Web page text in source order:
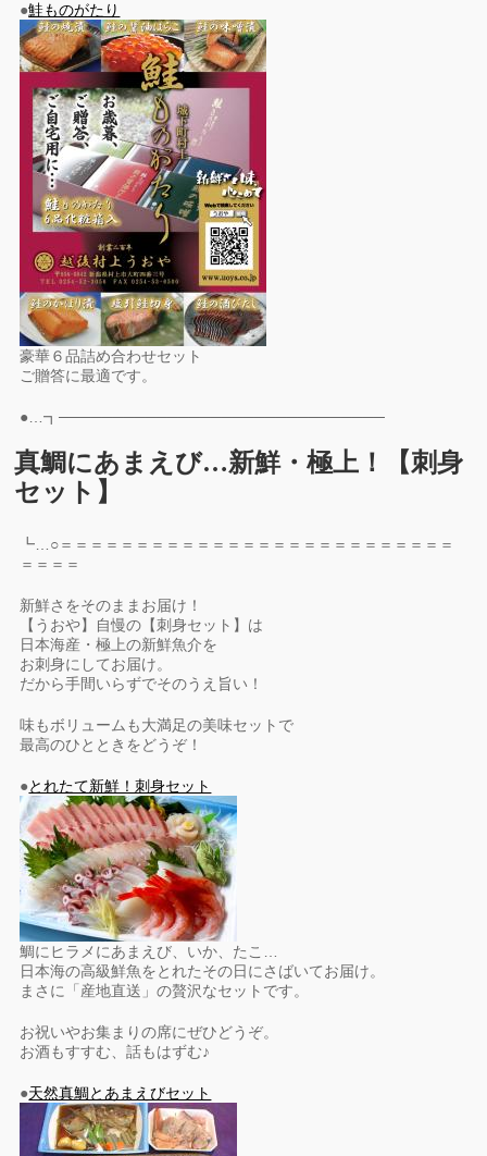
●鮭ものがたり
豪華６品詰め合わせセット
ご贈答に最適です。
●…┓──────────────────────────────
真鯛にあまえび…新鮮・極上！【刺身
セット】
┗…○＝＝＝＝＝＝＝＝＝＝＝＝＝＝＝＝＝＝＝＝＝＝＝＝＝＝
＝＝＝＝
新鮮さをそのままお届け！
【うおや】自慢の【刺身セット】は
日本海産・極上の新鮮魚介を
お刺身にしてお届け。
だから手間いらずでそのうえ旨い！
味もボリュームも大満足の美味セットで
最高のひとときをどうぞ！
●とれたて新鮮！刺身セット
鯛にヒラメにあまえび、いか、たこ…
日本海の高級鮮魚をとれたその日にさばいてお届け。
まさに「産地直送」の贅沢なセットです。
お祝いやお集まりの席にぜひどうぞ。
お酒もすすむ、話もはずむ♪
●天然真鯛とあまえびセット